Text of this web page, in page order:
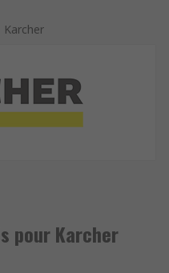
Karcher
pour Karcher